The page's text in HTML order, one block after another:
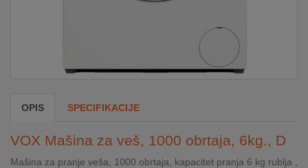
KLIMATIZACIJA
OPIS SPECIFIKACIJE
VOX Mašina za veš, 1000 obrtaja, 6kg., D
Mašina za pranje veša, 1000 obrtaja, kapacitet pranja 6 kg rublja ,